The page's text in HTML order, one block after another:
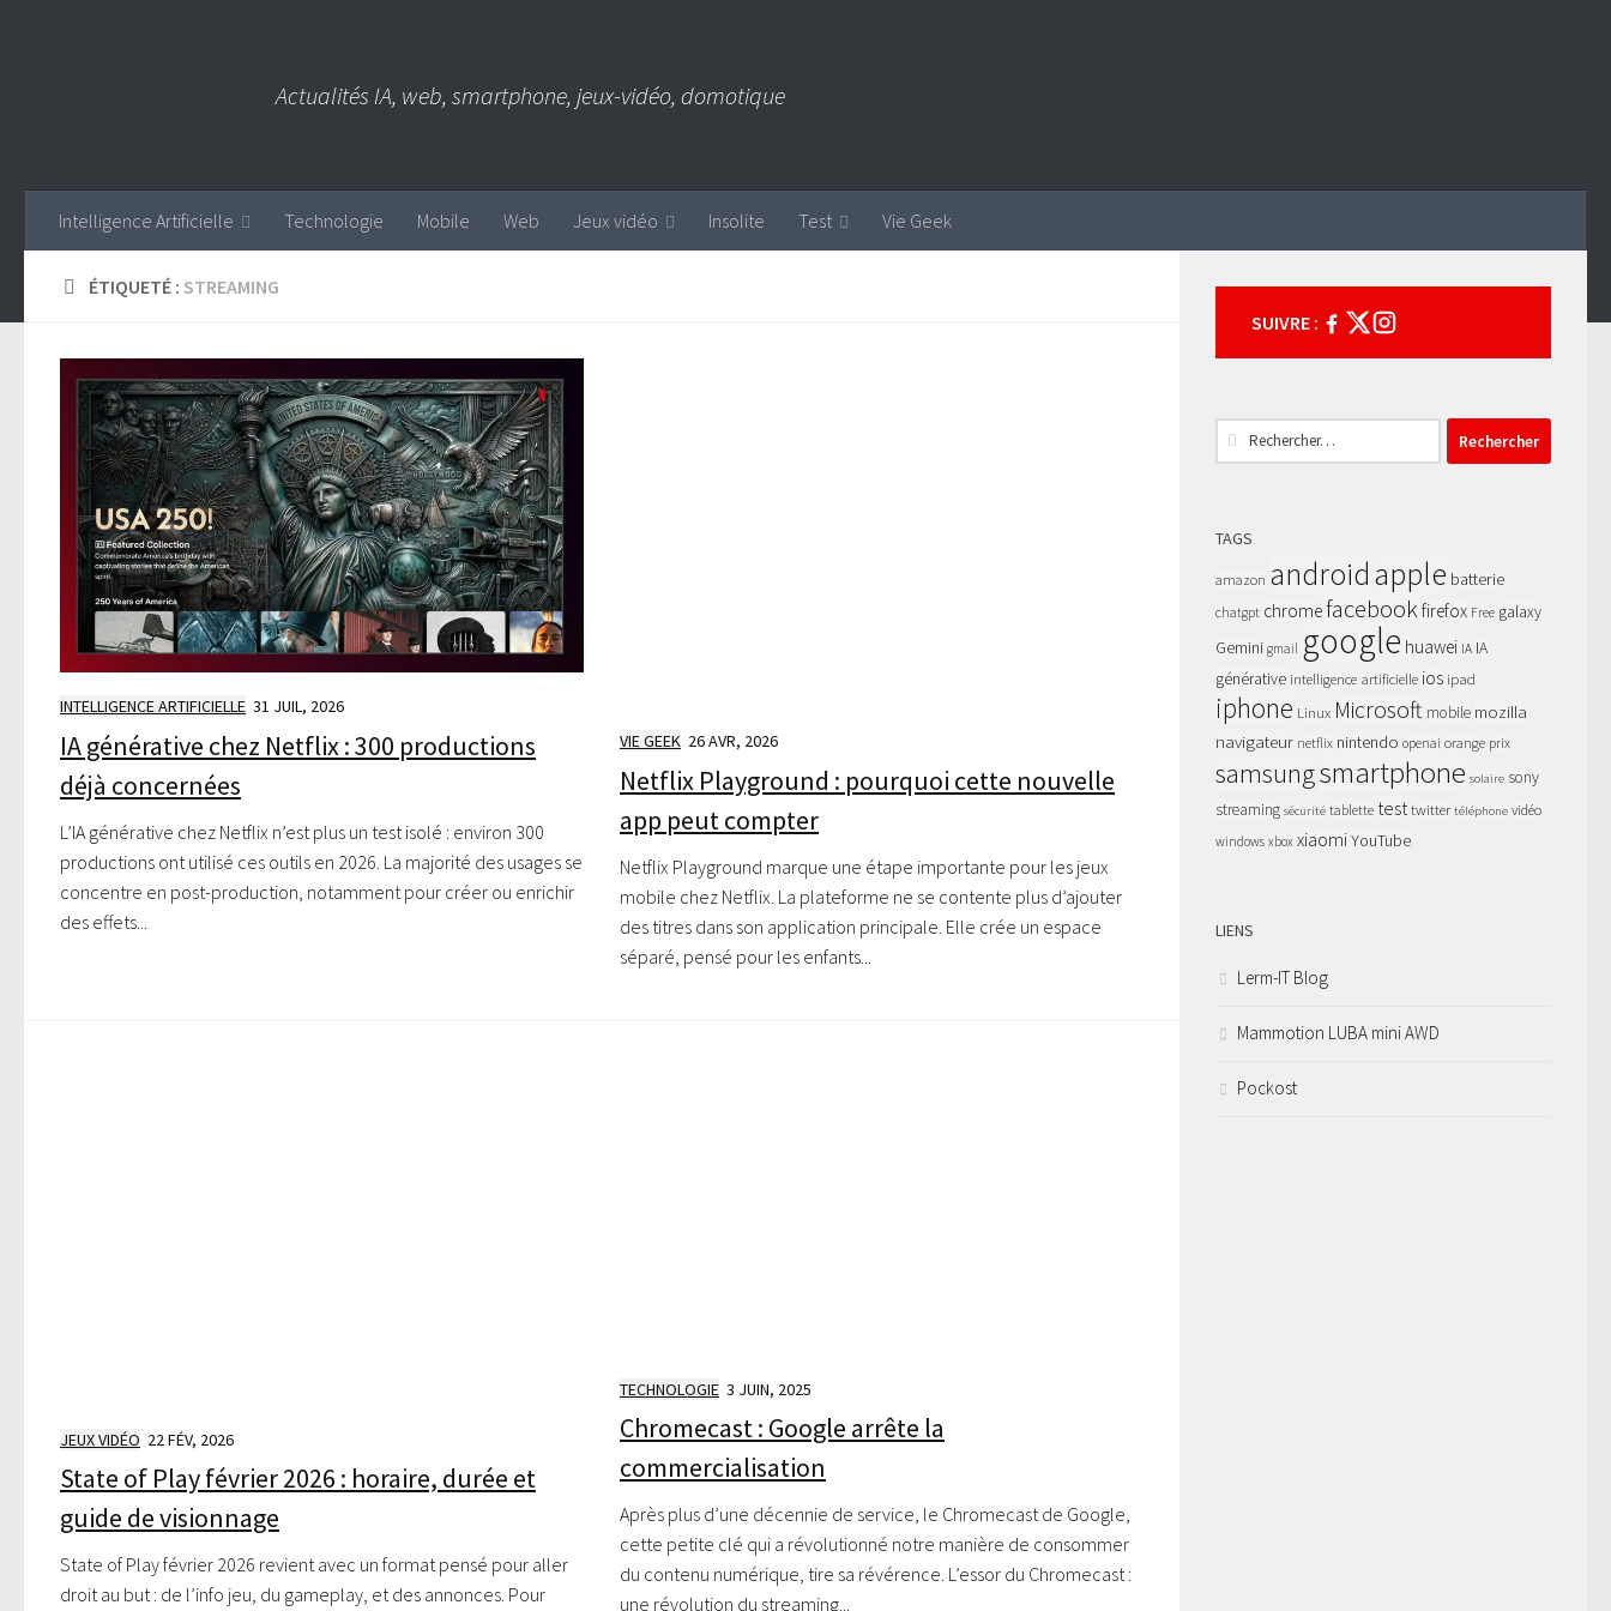
Actualités IA, web, smartphone, jeux-vidéo, domotique
Intelligence Artificielle Technologie Mobile Web Jeux vidéo Insolite Test Vie Geek
ÉTIQUETÉ : STREAMING
INTELLIGENCE ARTIFICIELLE 31 JUIL, 2026
IA générative chez Netflix : 300 productions
déjà concernées
L’IA générative chez Netflix n’est plus un test isolé : environ 300
productions ont utilisé ces outils en 2026. La majorité des usages se
concentre en post-production, notamment pour créer ou enrichir
des effets...
VIE GEEK 26 AVR, 2026
Netflix Playground : pourquoi cette nouvelle
app peut compter
Netflix Playground marque une étape importante pour les jeux
mobile chez Netflix. La plateforme ne se contente plus d’ajouter
des titres dans son application principale. Elle crée un espace
séparé, pensé pour les enfants...
JEUX VIDÉO 22 FÉV, 2026
State of Play février 2026 : horaire, durée et
guide de visionnage
State of Play février 2026 revient avec un format pensé pour aller
droit au but : de l’info jeu, du gameplay, et des annonces. Pour
TECHNOLOGIE 3 JUIN, 2025
Chromecast : Google arrête la
commercialisation
Après plus d’une décennie de service, le Chromecast de Google,
cette petite clé qui a révolutionné notre manière de consommer
du contenu numérique, tire sa révérence.​ L’essor du Chromecast :
une révolution du streaming...
SUIVRE :
Rechercher :
TAGS
amazon androidapple batterie
chatgpt chromefacebookfirefox Free galaxy
Gemini gmail google huawei IA IA
générative intelligence artificielle ios ipad
iphone Linux Microsoft mobile mozilla
navigateur netflix nintendo openai orange prix
samsungsmartphone solaire sony
streaming sécurité tablette testtwitter téléphone vidéo
windows xbox xiaomiYouTube
LIENS
Lerm-IT Blog
Mammotion LUBA mini AWD
Pockost